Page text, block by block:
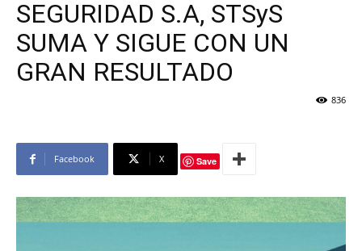
SEGURIDAD S.A, STSyS
SUMA Y SIGUE CON UN
GRAN RESULTADO
836
Facebook X Save